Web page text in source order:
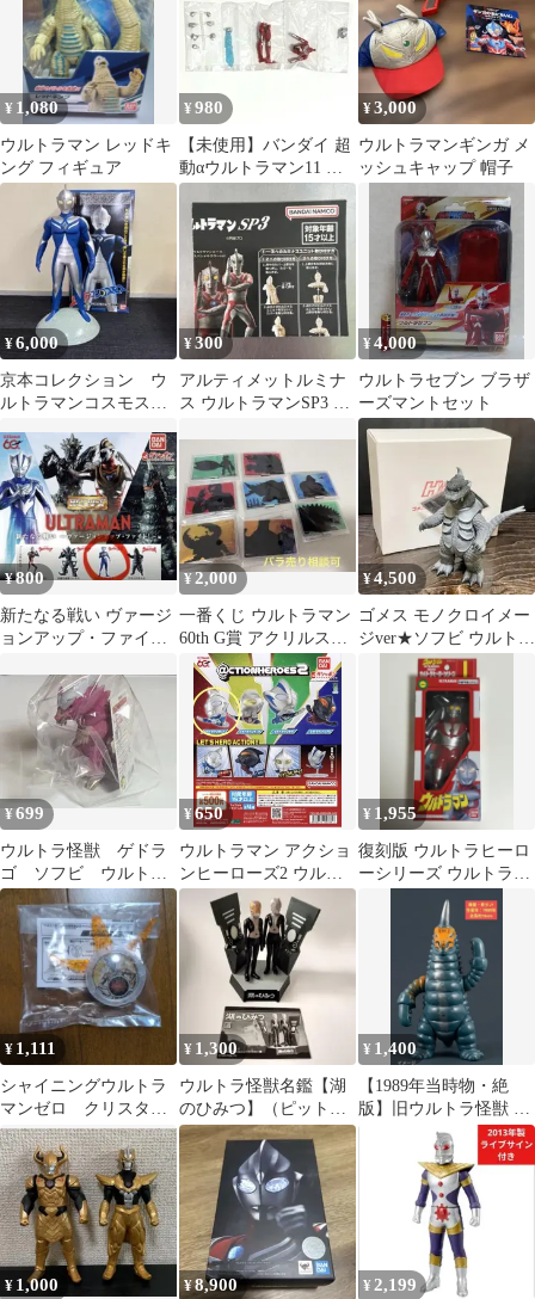
¥ 1,080
ウルトラマン レッドキ
ング フィギュア
¥980
【未使用】バンダイ 超
動αウルトラマン11 ウ
ルトラマンアーク フィ
ギュア
¥3,000
ウルトラマンギンガ メ
ッシュキャップ 帽子
¥6,000
京本コレクション ウ
ルトラマンコスモス
¥300
アルティメットルミナ
ス ウルトラマンSP3 ミ
¥4,000
ウルトラセブン ブラザ
ーズマントセット
¥800
新たなる戦い ヴァージ
ョンアップ・ファイト!
¥2,000
一番くじ ウルトラマン
60th G賞 アクリルスタ
ンド 8個セット
¥4,500
ゴメス モノクロイメー
ジver★ソフビ ウルトラ
怪獣 ハイパーホビー誌
上限定 Q
¥699
ウルトラ怪獣 ゲドラ
ゴ ソフビ ウルトラ
マンオメガ
¥650
ウルトラマン アクショ
ンヒーローズ2 ウルト
ラマンゼット ガチャガ
チャ
¥ 1,955
復刻版 ウルトラヒーロ
ーシリーズ ウルトラマ
¥ 1,111
シャイニングウルトラ
マンゼロ クリスタ
ル てれびくん10月号
付録【未開封】
¥ 1,300
ウルトラ怪獣名鑑【湖
のひみつ】（ピット星
人）【開封品】ミニブ
ック付属
¥ 1,400
【1989年当時物・絶
版】旧ウルトラ怪獣 バ
キシム 日本製
¥ 1,000 ¥8,900 ¥ 2,199